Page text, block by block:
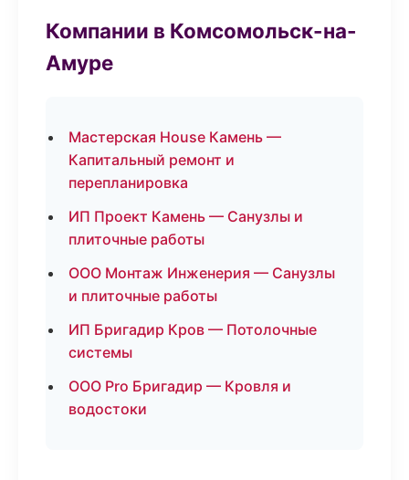
Компании в Комсомольск-на-
Амуре
Мастерская House Камень —
Капитальный ремонт и
перепланировка
ИП Проект Камень — Санузлы и
плиточные работы
ООО Монтаж Инженерия — Санузлы
и плиточные работы
ИП Бригадир Кров — Потолочные
системы
ООО Pro Бригадир — Кровля и
водостоки